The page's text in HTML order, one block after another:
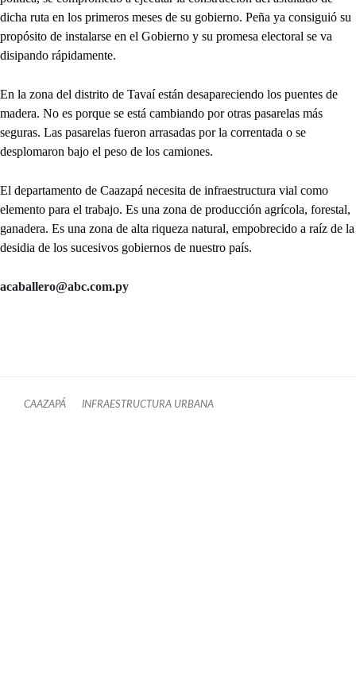
dicha ruta en los primeros meses de su gobierno. Peña ya consiguió su
propósito de instalarse en el Gobierno y su promesa electoral se va
disipando rápidamente.
En la zona del distrito de Tavaí están desapareciendo los puentes de
madera. No es porque se está cambiando por otras pasarelas más
seguras. Las pasarelas fueron arrasadas por la correntada o se
desplomaron bajo el peso de los camiones.
El departamento de Caazapá necesita de infraestructura vial como
elemento para el trabajo. Es una zona de producción agrícola, forestal,
ganadera. Es una zona de alta riqueza natural, empobrecido a raíz de la
desidia de los sucesivos gobiernos de nuestro país.
acaballero@abc.com.py
CAAZAPÁ INFRAESTRUCTURA URBANA